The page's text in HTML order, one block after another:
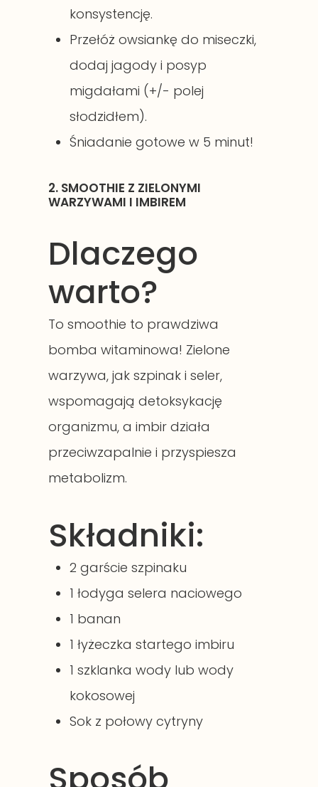
konsystencję.
Przełóż owsiankę do miseczki,
dodaj jagody i posyp
migdałami (+/- polej
słodzidłem).
Śniadanie gotowe w 5 minut!
2. SMOOTHIE Z ZIELONYMI
WARZYWAMI I IMBIREM
Dlaczego
warto?
To smoothie to prawdziwa
bomba witaminowa! Zielone
warzywa, jak szpinak i seler,
wspomagają detoksykację
organizmu, a imbir działa
przeciwzapalnie i przyspiesza
metabolizm.
Składniki:
2 garście szpinaku
1 łodyga selera naciowego
1 banan
1 łyżeczka startego imbiru
1 szklanka wody lub wody
kokosowej
Sok z połowy cytryny